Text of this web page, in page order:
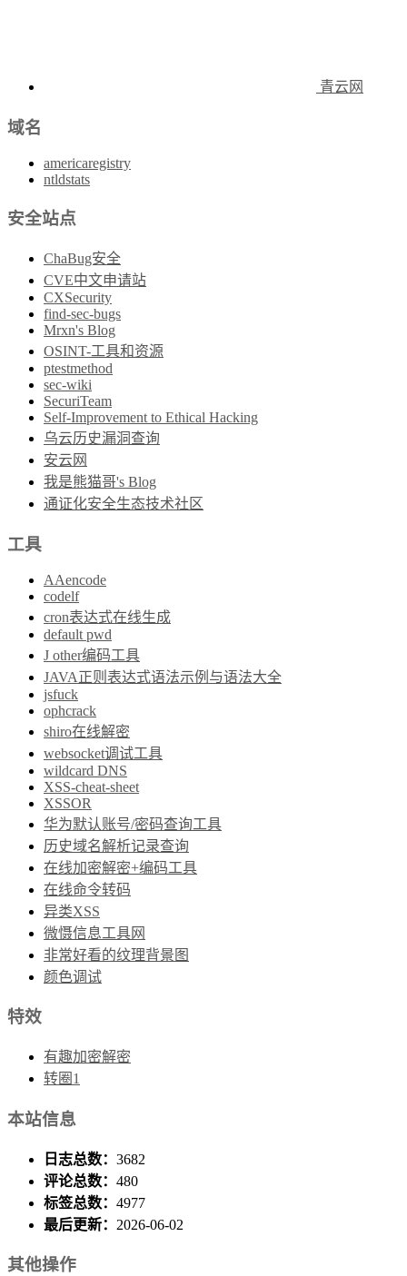
青云网
域名
americaregistry
ntldstats
安全站点
ChaBug安全
CVE中文申请站
CXSecurity
find-sec-bugs
Mrxn's Blog
OSINT-工具和资源
ptestmethod
sec-wiki
SecuriTeam
Self-Improvement to Ethical Hacking
乌云历史漏洞查询
安云网
我是熊猫哥's Blog
通证化安全生态技术社区
工具
AAencode
codelf
cron表达式在线生成
default pwd
J other编码工具
JAVA正则表达式语法示例与语法大全
jsfuck
ophcrack
shiro在线解密
websocket调试工具
wildcard DNS
XSS-cheat-sheet
XSSOR
华为默认账号/密码查询工具
历史域名解析记录查询
在线加密解密+编码工具
在线命令转码
异类XSS
微慑信息工具网
非常好看的纹理背景图
颜色调试
特效
有趣加密解密
转圈1
本站信息
日志总数： 3682
评论总数： 480
标签总数： 4977
最后更新： 2026-06-02
其他操作